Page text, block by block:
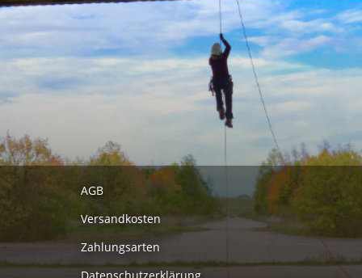
AGB
Versandkosten
Zahlungsarten